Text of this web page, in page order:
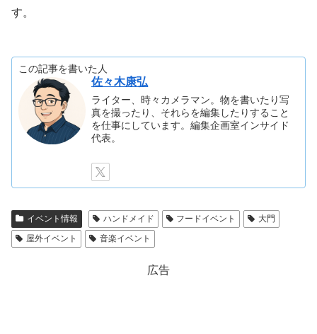
す。
この記事を書いた人
佐々木康弘
ライター、時々カメラマン。物を書いたり写
真を撮ったり、それらを編集したりすること
を仕事にしています。編集企画室インサイド
代表。
イベント情報 ハンドメイド フードイベント
大門
屋外イベント
音楽イベント
広告